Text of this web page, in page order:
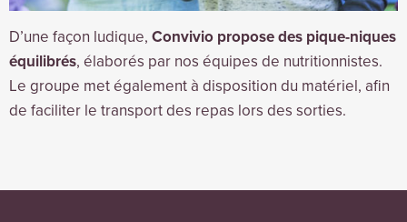
D’une façon ludique, Convivio propose des pique-niques
équilibrés, élaborés par nos équipes de nutritionnistes.
Le groupe met également à disposition du matériel, afin
de faciliter le transport des repas lors des sorties.